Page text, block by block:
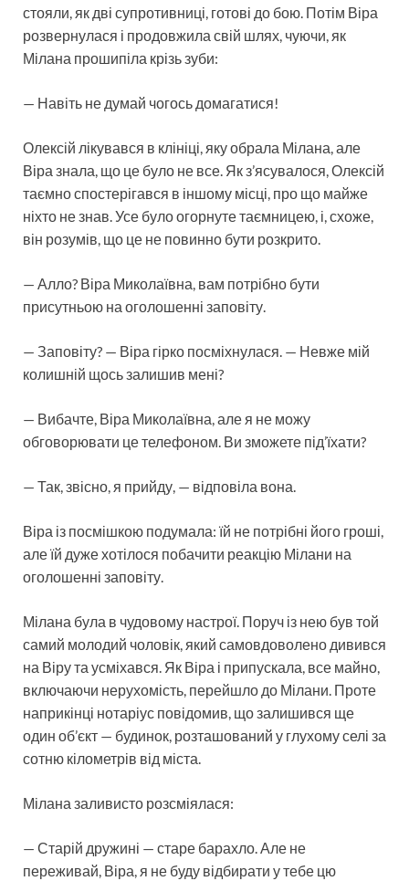
стояли, як дві супротивниці, готові до бою. Потім Віра
розвернулася і продовжила свій шлях, чуючи, як
Мілана прошипіла крізь зуби:
— Навіть не думай чогось домагатися!
Олексій лікувався в клініці, яку обрала Мілана, але
Віра знала, що це було не все. Як з’ясувалося, Олексій
таємно спостерігався в іншому місці, про що майже
ніхто не знав. Усе було огорнуте таємницею, і, схоже,
він розумів, що це не повинно бути розкрито.
— Алло? Віра Миколаївна, вам потрібно бути
присутньою на оголошенні заповіту.
— Заповіту? — Віра гірко посміхнулася. — Невже мій
колишній щось залишив мені?
— Вибачте, Віра Миколаївна, але я не можу
обговорювати це телефоном. Ви зможете під’їхати?
— Так, звісно, я прийду, — відповіла вона.
Віра із посмішкою подумала: їй не потрібні його гроші,
але їй дуже хотілося побачити реакцію Мілани на
оголошенні заповіту.
Мілана була в чудовому настрої. Поруч із нею був той
самий молодий чоловік, який самовдоволено дивився
на Віру та усміхався. Як Віра і припускала, все майно,
включаючи нерухомість, перейшло до Мілани. Проте
наприкінці нотаріус повідомив, що залишився ще
один об’єкт — будинок, розташований у глухому селі за
сотню кілометрів від міста.
Мілана заливисто розсміялася:
— Старій дружині — старе барахло. Але не
переживай, Віра, я не буду відбирати у тебе цю